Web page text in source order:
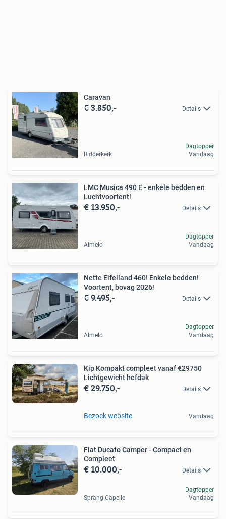
Caravan
€ 3.850,- Details
Ridderkerk
Dagtopper
Vandaag
LMC Musica 490 E - enkele bedden en
Luchtvoortent!
€ 13.950,- Details
Almelo
Dagtopper
Vandaag
Nette Eifelland 460! Enkele bedden!
Voortent, bovag 2026!
€ 9.495,- Details
Almelo
Dagtopper
Vandaag
Kip Kompakt compleet vanaf €29750
Lichtgewicht hefdak
€ 29.750,- Details
Bezoek website Vandaag
Fiat Ducato Camper - Compact en
Compleet
€ 10.000,- Details
Sprang-Capelle
Dagtopper
Vandaag